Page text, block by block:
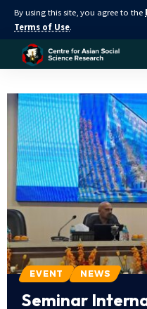
By using this site, you agree to the
Terms of Use.
EVENT NEWS
Seminar